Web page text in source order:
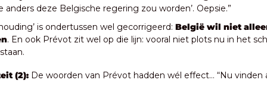
anders deze Belgische regering zou worden’. Oepsie.”
is ondertussen wel gecorrigeerd: België wil niet
. En ook Prévot zit wel op die lijn: vooral niet plots nu in het
(2): De woorden van Prévot hadden wél effect… “Nu vinden